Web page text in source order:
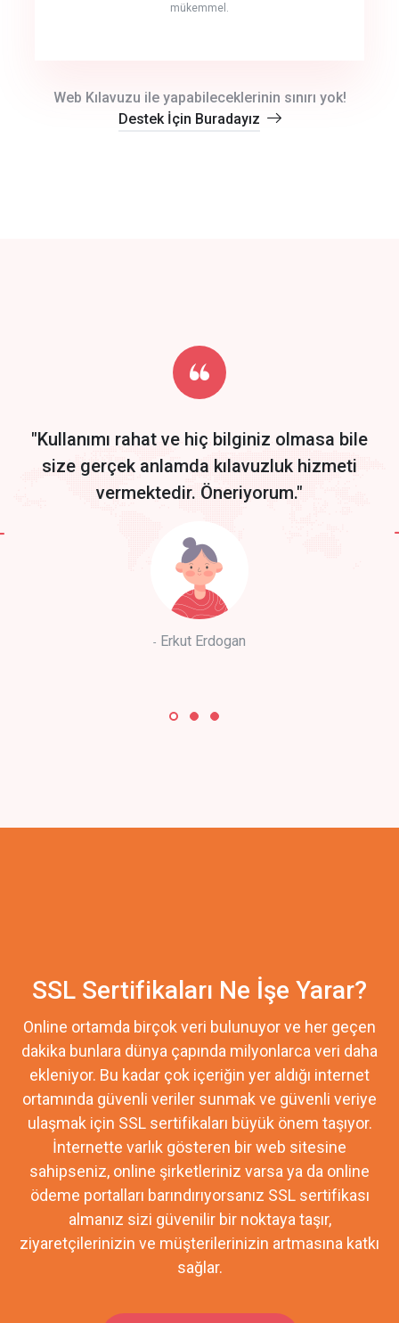
mükemmel.
Start by trying our service for 30 days free trial no credit card
required.
Web Kılavuzu ile yapabileceklerinin sınırı yok!
Destek İçin Buradayız
"Kullanımı rahat ve hiç bilginiz olmasa bile
size gerçek anlamda kılavuzluk hizmeti
vermektedir. Öneriyorum."
Erkut Erdogan
SSL Sertifikaları Ne İşe Yarar?
Online ortamda birçok veri bulunuyor ve her geçen
dakika bunlara dünya çapında milyonlarca veri daha
ekleniyor. Bu kadar çok içeriğin yer aldığı internet
ortamında güvenli veriler sunmak ve güvenli veriye
ulaşmak için SSL sertifikaları büyük önem taşıyor.
İnternette varlık gösteren bir web sitesine
sahipseniz, online şirketleriniz varsa ya da online
ödeme portalları barındırıyorsanız SSL sertifikası
almanız sizi güvenilir bir noktaya taşır,
ziyaretçilerinizin ve müşterilerinizin artmasına katkı
sağlar.